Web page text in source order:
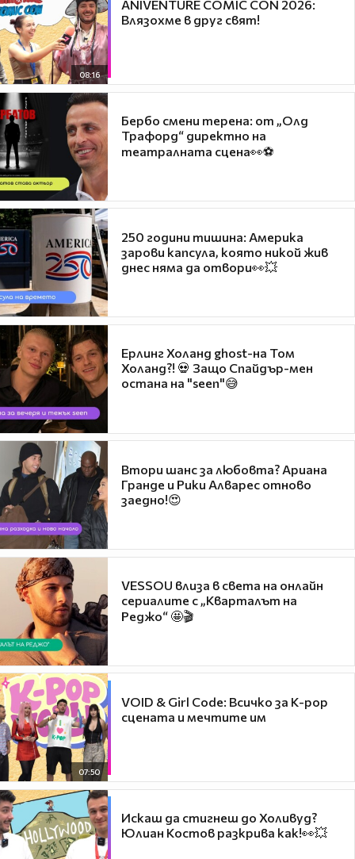
08:16
ANIVENTURE COMIC CON 2026:
Влязохме в друг свят!
Бербо смени терена: от „Олд
Трафорд“ директно на
театралната сцена👀⚽
250 години тишина: Америка
зарови капсула, която никой жив
днес няма да отвори👀💥
Ерлинг Холанд ghost-на Том
Холанд?! 💀 Защо Спайдър-мен
остана на "seen"😅
Втори шанс за любовта? Ариана
Гранде и Рики Алварес отново
заедно!😍
VESSOU влиза в света на онлайн
сериалите с „Кварталът на
Реджо“ 🤩🎬
07:50
VOID & Girl Code: Всичко за K-pop
сцената и мечтите им
Искаш да стигнеш до Холивуд?
Юлиан Костов разкрива как!👀💥